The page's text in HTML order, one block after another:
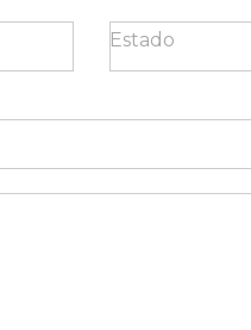
Estado